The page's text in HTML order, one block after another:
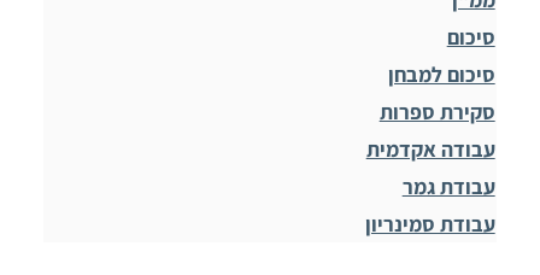
סיכום
סיכום למבחן
סקירת ספרות
עבודה אקדמית
עבודת גמר
עבודת סמינריון